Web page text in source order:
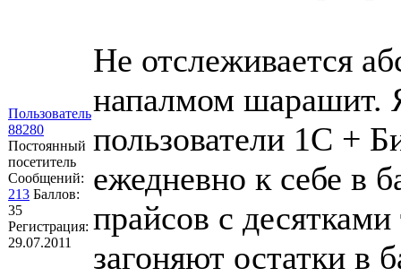
Пользователь
88280
Постоянный
посетитель
Сообщений:
213 Баллов:
35
Регистрация:
29.07.2011
Не отслеживается
напалмом шарашит.
пользователи 1С +
ежедневно к себе в
прайсов с
загоняют остатки в